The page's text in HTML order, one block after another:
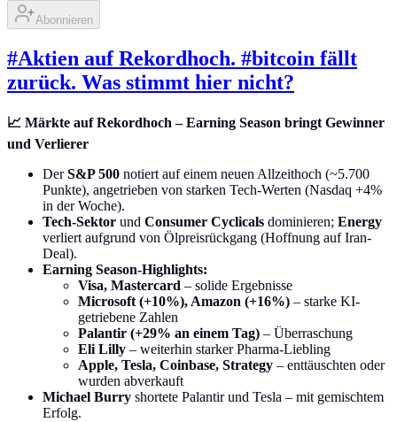
Abonnieren
#Aktien auf Rekordhoch. #bitcoin fällt
zurück. Was stimmt hier nicht?
📈 Märkte auf Rekordhoch – Earning Season bringt Gewinner
und Verlierer
DerS&P 500 notiert auf einem neuen Allzeithoch (~5.700
Punkte), angetrieben von starken Tech-Werten (Nasdaq +4%
in der Woche).
Tech-Sektor und Consumer Cyclicals dominieren; Energy
verliert aufgrund von Ölpreisrückgang (Hoffnung auf Iran-
Deal).
Earning Season-Highlights:
Visa, Mastercard – solide Ergebnisse
Microsoft (+10%), Amazon (+16%) – starke KI-
getriebene Zahlen
Palantir (+29% an einem Tag) – Überraschung
Eli Lilly – weiterhin starker Pharma-Liebling
Apple, Tesla, Coinbase, Strategy – enttäuschten oder
wurden abverkauft
Michael Burry shortete Palantir und Tesla – mit gemischtem
Erfolg.